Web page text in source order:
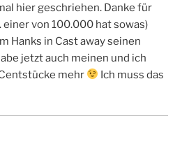
hier geschriehen. Danke für
einer von 100.000 hat sowas)
Hanks in Cast away seinen
jetzt auch meinen und ich
mehr
Ich muss das